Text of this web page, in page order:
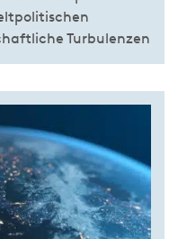
Turbulenzen